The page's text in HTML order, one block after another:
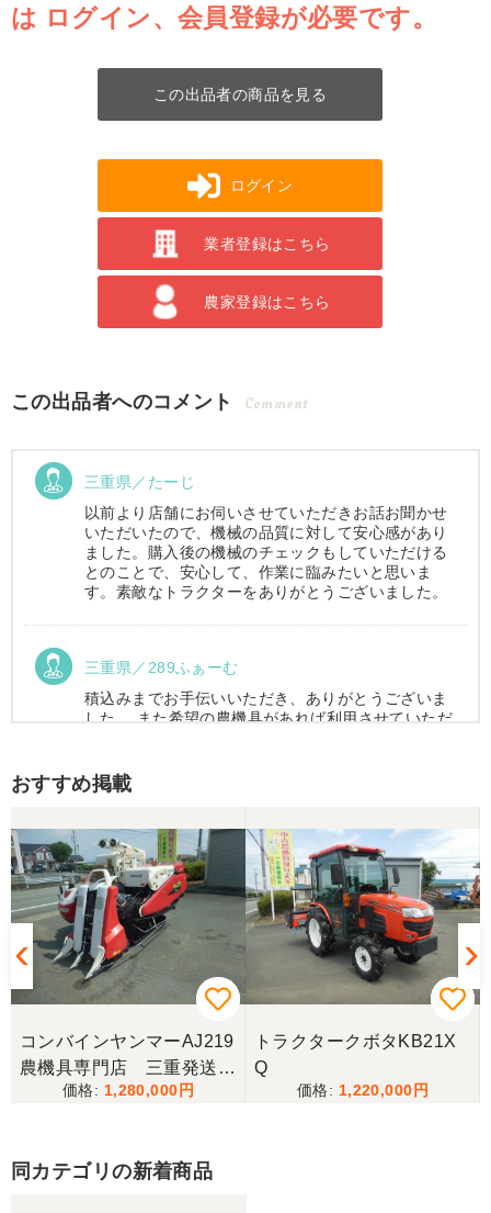
は ログイン、会員登録が必要です。
この出品者の商品を見る
ログイン
業者登録はこちら
農家登録はこちら
この出品者へのコメント Comment
三重県／たーじ
以前より店舗にお伺いさせていただきお話お聞かせ
いただいたので、機械の品質に対して安心感があり
ました。購入後の機械のチェックもしていただける
とのことで、安心して、作業に臨みたいと思いま
す。素敵なトラクターをありがとうございました。
三重県／289ふぁーむ
積込みまでお手伝いいただき、ありがとうございま
した。 また希望の農機具があれば利用させていただ
この度はお世話になりました。また、機会があれば
よろしくお願いします。
三重県／ユウスケ
購入から引き取りまでスムーズでした。ありがとう
ございました。
三重県／
当方の要望に対して、素早く対応していただき感謝
おすすめ掲載
コンバインヤンマーAJ219
農機具専門店 三重発送整
備済み
1,280,000
トラクタークボタKB21X
Q
1,220,000
同カテゴリの新着商品